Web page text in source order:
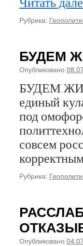
Рубрика:
БУДЕМ
Опубликовано
БУДЕМ
единый
под
совсем
Рубрика:
Опубликовано